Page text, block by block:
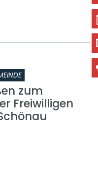
zum
Freiwilligen